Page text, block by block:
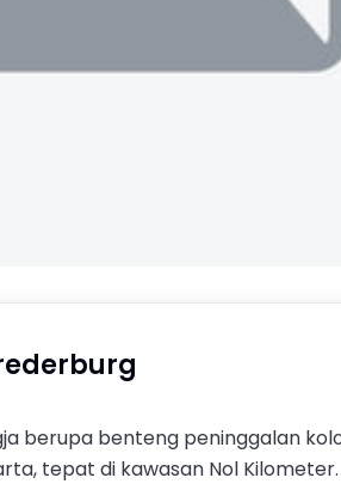
berupa benteng peninggalan
tepat di kawasan Nol Kilometer.